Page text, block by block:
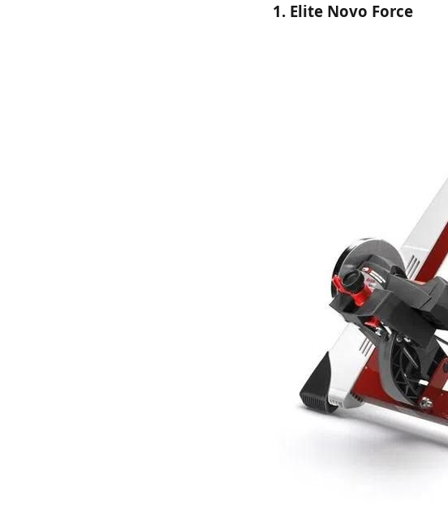
1. Elite Novo Force